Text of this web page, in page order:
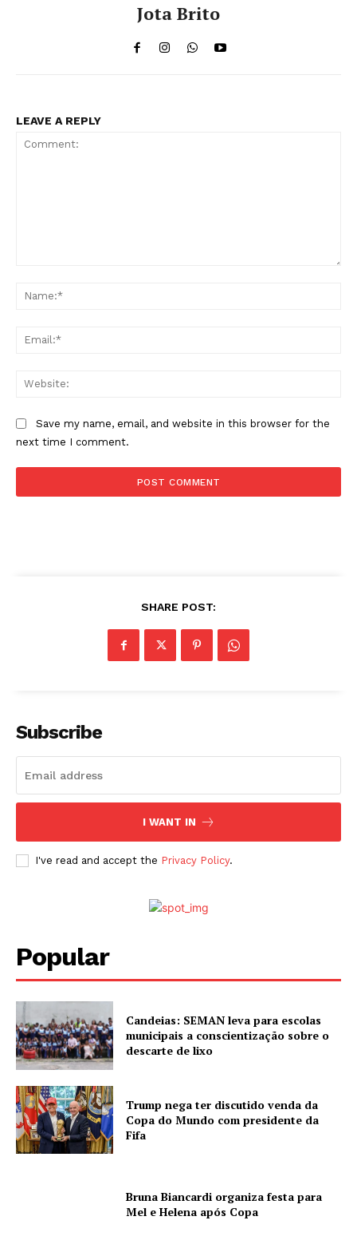
Jota Brito
LEAVE A REPLY
Save my name, email, and website in this browser for the
next time I comment.
SHARE POST:
Subscribe
I WANT IN
I've read and accept the Privacy Policy.
Popular
Candeias: SEMAN leva para escolas
municipais a conscientização sobre o
descarte de lixo
Trump nega ter discutido venda da
Copa do Mundo com presidente da
Fifa
Bruna Biancardi organiza festa para
Mel e Helena após Copa